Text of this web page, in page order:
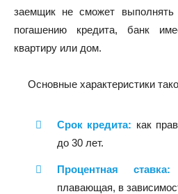
заемщик не сможет выполнять
погашению кредита, банк
квартиру или дом.
Основные характеристики
Срок кредита: как
до 30 лет.
Процентная ставка:
плавающая, в